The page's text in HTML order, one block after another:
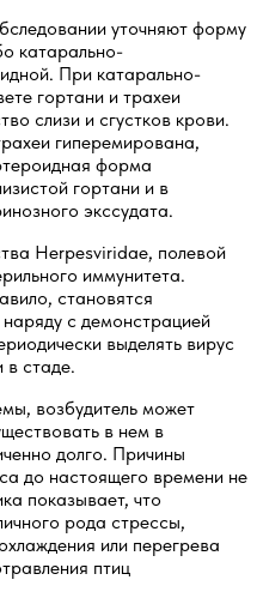
уточняют форму
катарально-
При катарально-
гортани и трахеи
слизи и сгустков крови.
гиперемирована,
форма
гортани и в
экссудата.
Herpesviridae, полевой
иммунитета.
становятся
с демонстрацией
выделять вирус
в стаде.
возбудитель может
в нем в
долго. Причины
до настоящего времени не
показывает, что
рода стрессы,
или перегрева
птиц